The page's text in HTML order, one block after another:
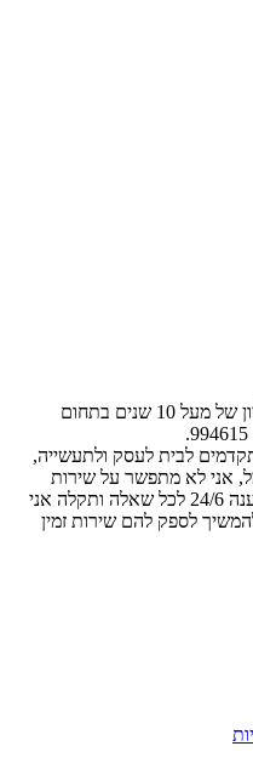
אני עמית מתן חשמלאי מוסמך, עם ניסיון של מעל 10 שנים בתחום
לבית לעסק ולתעשייה,
אני לא מתפשר על שירות
ומקצועיות עבור לקוחותיי ודואג לתת מענה 24/6 לכל שאלה ותקלה אני
לספק להם שירות זמין